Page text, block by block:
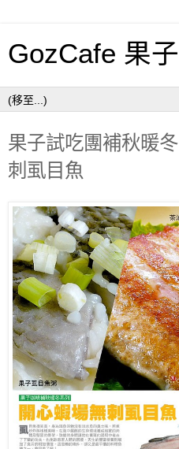
GozCafe 果
果子試吃團補秋暖
刺虱目魚